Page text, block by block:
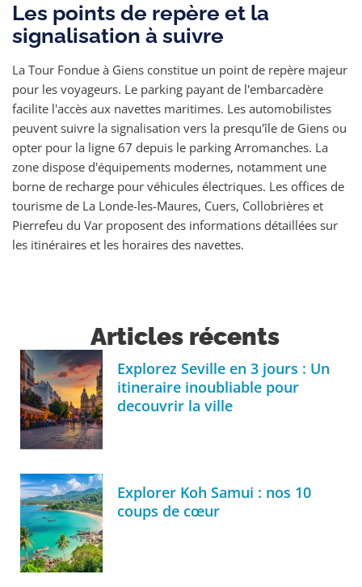
Les points de repère et la
signalisation à suivre
La Tour Fondue à Giens constitue un point de repère majeur
pour les voyageurs. Le parking payant de l'embarcadère
facilite l'accès aux navettes maritimes. Les automobilistes
peuvent suivre la signalisation vers la presqu'île de Giens ou
opter pour la ligne 67 depuis le parking Arromanches. La
zone dispose d'équipements modernes, notamment une
borne de recharge pour véhicules électriques. Les offices de
tourisme de La Londe-les-Maures, Cuers, Collobrières et
Pierrefeu du Var proposent des informations détaillées sur
les itinéraires et les horaires des navettes.
Articles récents
Explorez Seville en 3 jours : Un
itineraire inoubliable pour
decouvrir la ville
Explorer Koh Samui : nos 10
coups de cœur